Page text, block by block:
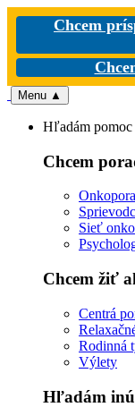
Chcem
Menu ▲
Hľadám pomoc
Chcem
Sieť
Chcem žiť
Centrá
Rodinná
Výlety
Hľadám